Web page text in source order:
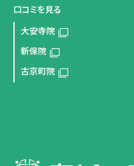
口コミを見る
大安寺院
新保院
古京町院